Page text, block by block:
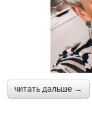
читать дальше →